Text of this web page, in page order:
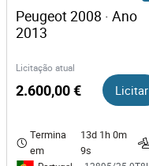
Peugeot 2008 · Ano
2013
Licitação atual
2.600,00 € Licitar
Termina
em
13d 1h 0m
9s